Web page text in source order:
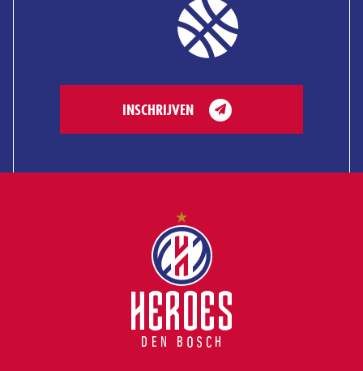
INSCHRIJVEN